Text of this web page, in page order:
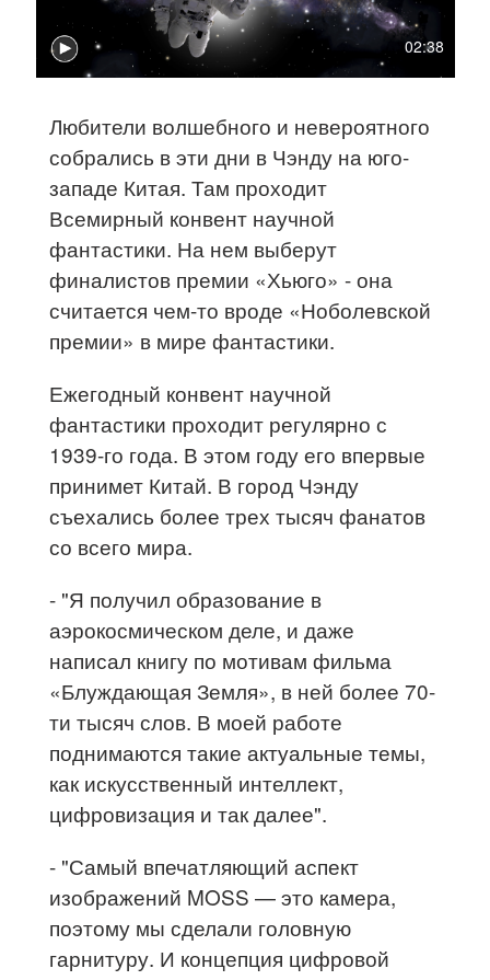
02:38
Любители волшебного и невероятного
собрались в эти дни в Чэнду на юго-
западе Китая. Там проходит
Всемирный конвент научной
фантастики. На нем выберут
финалистов премии «Хьюго» - она
считается чем-то вроде «Ноболевской
премии» в мире фантастики.
Ежегодный конвент научной
фантастики проходит регулярно с
1939-го года. В этом году его впервые
принимет Китай. В город Чэнду
съехались более трех тысяч фанатов
со всего мира.
- "Я получил образование в
аэрокосмическом деле, и даже
написал книгу по мотивам фильма
«Блуждающая Земля», в ней более 70-
ти тысяч слов. В моей работе
поднимаются такие актуальные темы,
как искусственный интеллект,
цифровизация и так далее".
- "Самый впечатляющий аспект
изображений MOSS — это камера,
поэтому мы сделали головную
гарнитуру. И концепция цифровой